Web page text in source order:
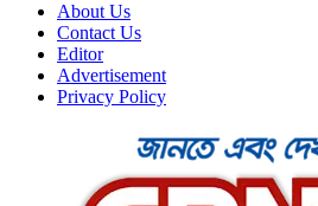
About Us
Contact Us
Editor
Advertisement
Privacy Policy